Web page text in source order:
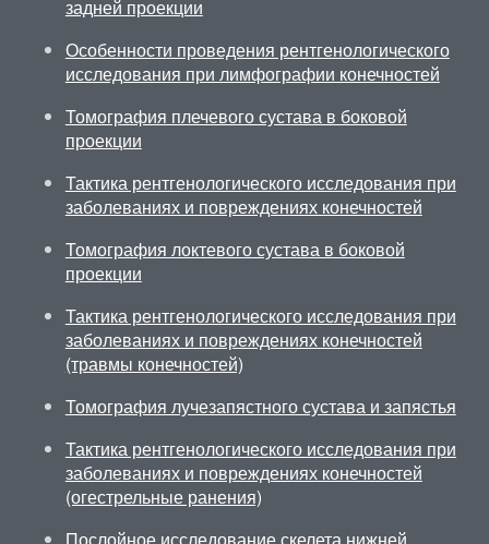
задней проекции
Особенности проведения рентгенологического
исследования при лимфографии конечностей
Томография плечевого сустава в боковой
проекции
Тактика рентгенологического исследования при
заболеваниях и повреждениях конечностей
Томография локтевого сустава в боковой
проекции
Тактика рентгенологического исследования при
заболеваниях и повреждениях конечностей
(травмы конечностей)
Томография лучезапястного сустава и запястья
Тактика рентгенологического исследования при
заболеваниях и повреждениях конечностей
(огестрельные ранения)